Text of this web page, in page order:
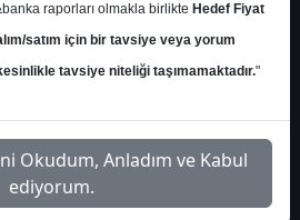
İndir
raporları olmakla birlikte Hedef Fiyat
satım için bir tavsiye veya yorum
tavsiye niteliği taşımamaktadır."
Anladım ve Kabul
ediyorum.